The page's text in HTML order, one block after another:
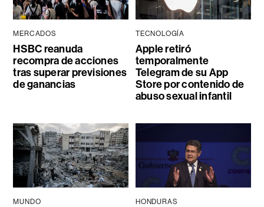
MERCADOS
HSBC reanuda
recompra de acciones
tras superar previsiones
de ganancias
TECNOLOGÍA
Apple retiró
temporalmente
Telegram de su App
Store por contenido de
abuso sexual infantil
MUNDO HONDURAS